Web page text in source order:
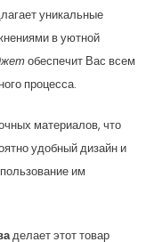
уникальные
в уютной
обеспечит Вас всем
процесса.
материалов, что
удобный дизайн и
им
делает этот товар